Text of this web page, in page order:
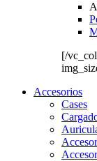
[/
Accesorios
Cases